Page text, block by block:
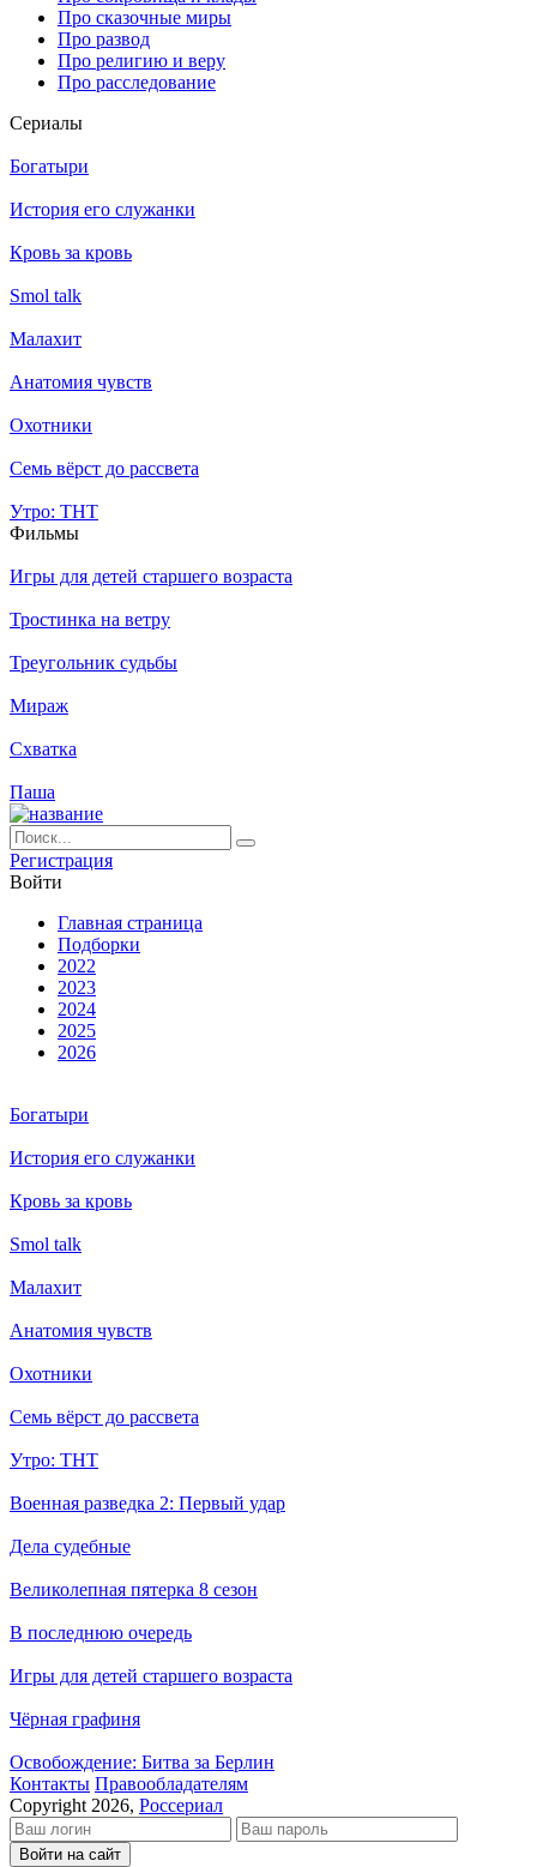
Про сказочные миры
Про развод
Про религию и веру
Про расследование
Се­риа­лы
Богатыри
История его служанки
Кровь за кровь
Smol talk
Малахит
Анатомия чувств
Охотники
Семь вёрст до рассвета
Утро: ТНТ
Филь­мы
Игры для детей старшего возраста
Тростинка на ветру
Треугольник судьбы
Мираж
Схватка
Паша
Ре­ги­ст­ра­ция
Вой­ти
Глав­ная стра­ни­ца
Подборки
2022
2023
2024
2025
2026
Богатыри
История его служанки
Кровь за кровь
Smol talk
Малахит
Анатомия чувств
Охотники
Семь вёрст до рассвета
Утро: ТНТ
Военная разведка 2: Первый удар
Дела судебные
Великолепная пятерка 8 сезон
В последнюю очередь
Игры для детей старшего возраста
Чёрная графиня
Освобождение: Битва за Берлин
Кон­так­ты Пра­во­об­ла­да­те­лям
Copyright 2026, Россериал
Войти на сайт